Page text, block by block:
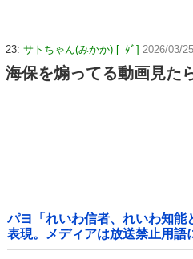
23: サトちゃん(みかか) [ﾆﾀﾞ] 2026/03/
海保を煽ってる動画見た
パヨ「れいわ信者、れいわ知能
表現。メディアは放送禁止用語